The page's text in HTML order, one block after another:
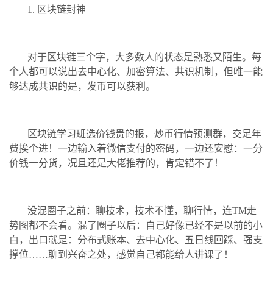
1. 区块链封神
对于区块链三个字，大多数人的状态是熟悉又陌生。每
个人都可以说出去中心化、加密算法、共识机制，但唯一能
够达成共识的是，发币可以获利。
区块链学习班选价钱贵的报，炒币行情预测群，交足年
费挨个进！一边输入着微信支付的密码，一边还安慰：一分
价钱一分货，况且还是大佬推荐的，肯定错不了！
没混圈子之前：聊技术，技术不懂，聊行情，连TM走
势图都不会看。混了圈子以后：自己好像已经不是以前的小
白，出口就是：分布式账本、去中心化、五日线回踩、强支
撑位……聊到兴奋之处，感觉自己都能给人讲课了！